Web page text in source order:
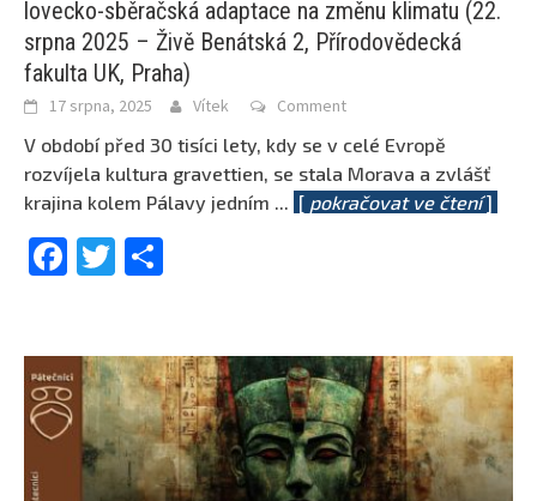
lovecko-sběračská adaptace na změnu klimatu (22.
srpna 2025 – Živě Benátská 2, Přírodovědecká
fakulta UK, Praha)
17 srpna, 2025 Vítek Comment
V období před 30 tisíci lety, kdy se v celé Evropě
rozvíjela kultura gravettien, se stala Morava a zvlášť
krajina kolem Pálavy jedním ... [ pokračovat ve čtení]
Facebook
Twitter